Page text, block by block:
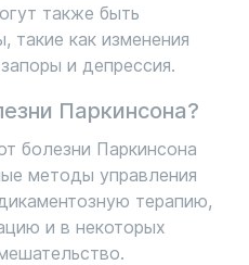
также быть
такие как изменения
и депрессия.
Паркинсона?
болезни Паркинсона
методы управления
терапию,
и в некоторых